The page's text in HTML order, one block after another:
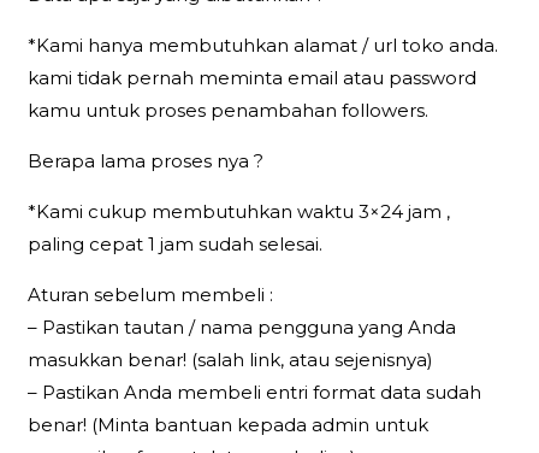
*Kami hanya membutuhkan alamat / url toko anda.
kami tidak pernah meminta email atau password
kamu untuk proses penambahan followers.
Berapa lama proses nya ?
*Kami cukup membutuhkan waktu 3×24 jam ,
paling cepat 1 jam sudah selesai.
Aturan sebelum membeli :
– Pastikan tautan / nama pengguna yang Anda
masukkan benar! (salah link, atau sejenisnya)
– Pastikan Anda membeli entri format data sudah
benar! (Minta bantuan kepada admin untuk